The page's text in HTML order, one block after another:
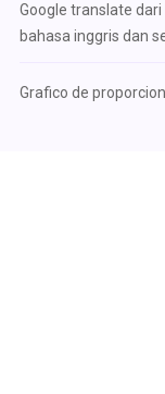
Google translate
bahasa inggris dan
Grafico de